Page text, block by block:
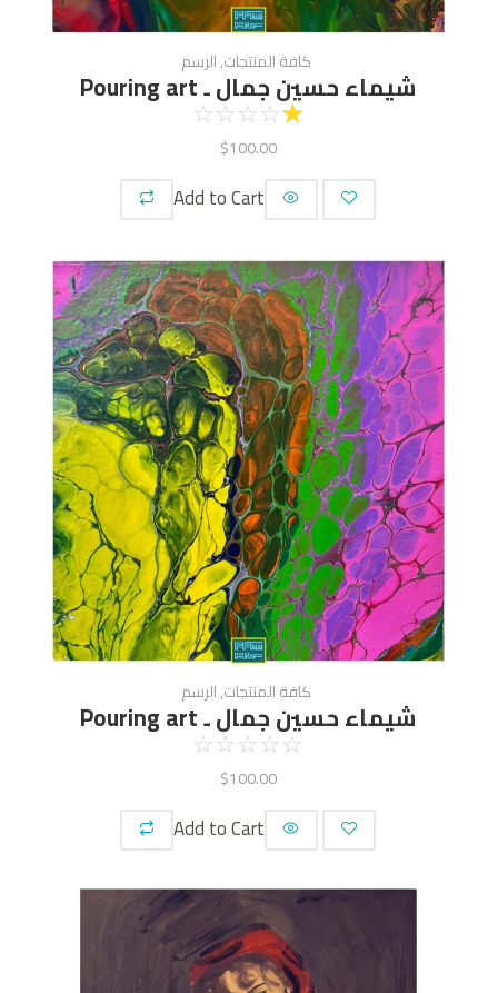
كافة المنتجات,الرسم
شيماء حسين جمال ـ Pouring art
☆
☆
☆
☆
☆
$100.00
Add to Cart
كافة المنتجات,الرسم
شيماء حسين جمال ـ Pouring art
☆
☆
☆
☆
☆
$100.00
Add to Cart